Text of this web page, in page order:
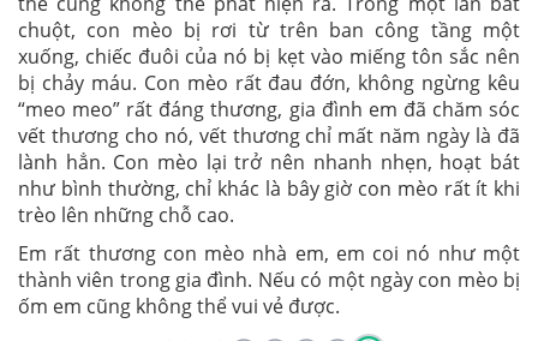
chuột, con mèo bị rơi từ trên ban công tầng một
xuống, chiếc đuôi của nó bị kẹt vào miếng tôn sắc nên
bị chảy máu. Con mèo rất đau đớn, không ngừng kêu
“meo meo” rất đáng thương, gia đình em đã chăm sóc
vết thương cho nó, vết thương chỉ mất năm ngày là đã
lành hẳn. Con mèo lại trở nên nhanh nhẹn, hoạt bát
như bình thường, chỉ khác là bây giờ con mèo rất ít khi
trèo lên những chỗ cao.
Em rất thương con mèo nhà em, em coi nó như một
thành viên trong gia đình. Nếu có một ngày con mèo bị
ốm em cũng không thể vui vẻ được.